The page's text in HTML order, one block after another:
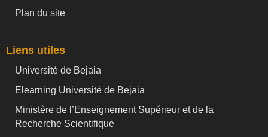
Plan du site
Liens utiles
Université de Bejaia
Elearning Université de Bejaia
Ministère de l’Enseignement Supérieur et de la
Recherche Scientifique